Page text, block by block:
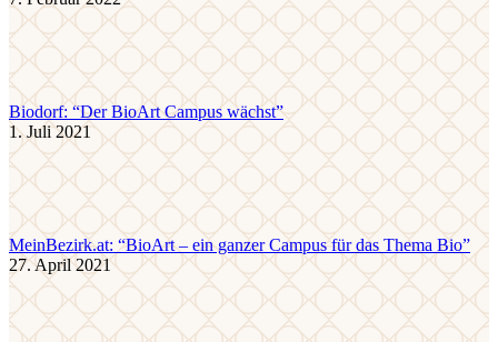
Biodorf: “Der BioArt Campus wächst”
1. Juli 2021
MeinBezirk.at: “BioArt – ein ganzer Campus für das Thema Bio”
27. April 2021